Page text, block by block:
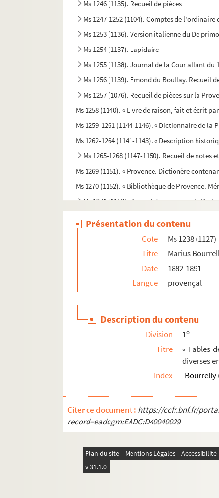
Ms 1246 (1135). Recueil de pièces
Ms 1247-1252 (1104). Comptes de
Ms 1253 (1136). Version italienne du De
Ms 1254 (1137). Lapidaire
Ms 1255 (1138). Journal de la Cour allant du
Ms 1256 (1139). Emond du Boullay. Recueil
Ms 1257 (1076). Recueil de pièces sur la
Ms 1258 (1140). « Livre de raison, fait et écrit
Ms 1259-1261 (1144-1146). « Dictionnaire de
Ms 1262-1264 (1141-1143). « Description
Ms 1265-1268 (1147-1150). Recueil de
Ms 1269 (1151). « Provence. Dictionère
Ms 1270 (1152). « Bibliothèque de Provence.
Ms 1271 (1153). Recueil de pièces sur le
Ms 1278 (1160). « Journal ou recueil
Ms 1279 (1161). Recueil de pièces sur la
Ms 1280 (1162). Recueil de pièces sur la
Ms 1281 (1163). Recueil de pièces
Ms 1284 (1166). Recueil de pièces
Ms 1285 (1167). Poésies diverses,
Ms 1286 (1168). Recueil de pièces,
Ms 1288 (1170). « Pour Monseigneur le duc de
Ms 1289 (1171). « La vie de Catherine
Présentation du contenu
Cote
Ms 1238 (1127)
Titre
Marius
Date
1882-1891
Langue
provençal
Description du contenu
Division 1o
Titre
« Fables
diverses
Index
Bourrelly
Citer ce document : https://ccfr.bnf.fr/
record=eadcgm:EADC:D40040029
Plan du site Mentions Légales
v 31.1.0